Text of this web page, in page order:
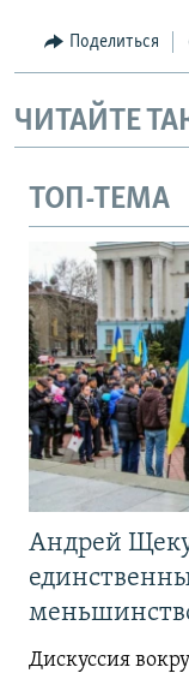
Поделиться
ЧИТАЙТЕ
ТОП-ТЕМА
Андрей
Дискуссия